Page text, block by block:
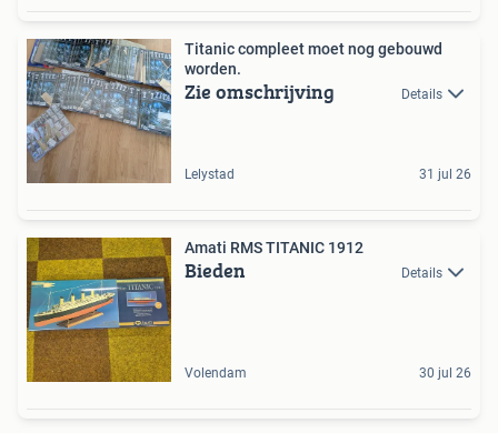
Titanic compleet moet nog gebouwd
worden.
Zie omschrijving Details
Lelystad 31 jul 26
Amati RMS TITANIC 1912
Bieden Details
Volendam 30 jul 26